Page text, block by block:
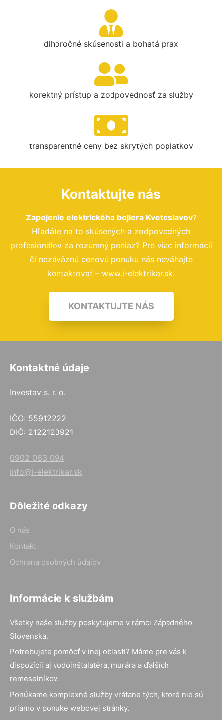
dlhoročné skúsenosti a bohatá prax
korektný prístup a zodpovednosť za služby
transparentné ceny bez skrytých poplatkov
Kontaktujte nás
Zapojenie elektrického bojlera Kvetoslavov?
Hľadáte na to skúsených a zodpovedných
profesionálov za rozumný peniaz? Pre viac informácií
či nezáväznú cenovú ponuku nás neváhajte
kontaktovať – www.i-elektrikar.sk.
KONTAKTUJTE NÁS
Kontaktné údaje
Investav s. r. o.
IČO: 55912222
DIČ: 2122128921
0902 063 094
info@i-elektrikar.sk
Dôležité odkazy
O nás
Kontakt
Ochrana osobných údajov
Informácie k službám
Všetky naše služby poskytujeme v rámci Západného
Slovenska.
Potrebujete pomôcť v inej oblasti? Máme pre vás k
dispozícii aj vodoinštalatéra, murára a ďalších
remeselníkov.
Ponúkame komplexné služby vrátane tých, ktoré nie sú
priamo v ponuke webovej stránky.